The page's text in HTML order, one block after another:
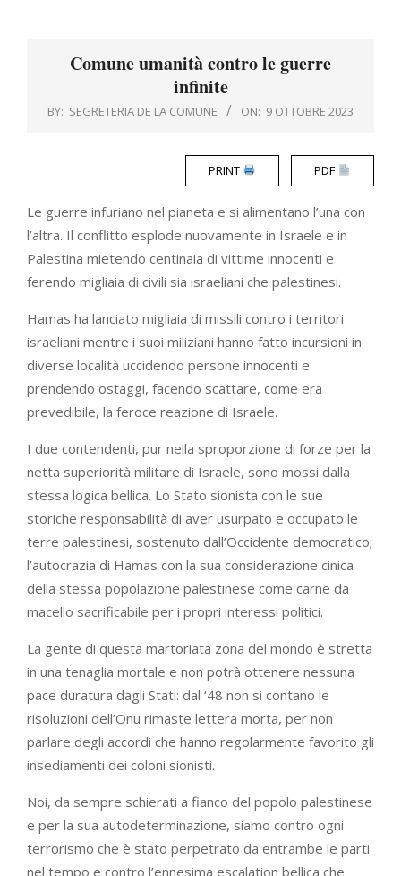
Comune umanità contro le guerre
infinite
BY: SEGRETERIA DE LA COMUNE ON: 9 OTTOBRE 2023
PRINT PDF
Le guerre infuriano nel pianeta e si alimentano l’una con
l’altra. Il conflitto esplode nuovamente in Israele e in
Palestina mietendo centinaia di vittime innocenti e
ferendo migliaia di civili sia israeliani che palestinesi.
Hamas ha lanciato migliaia di missili contro i territori
israeliani mentre i suoi miliziani hanno fatto incursioni in
diverse località uccidendo persone innocenti e
prendendo ostaggi, facendo scattare, come era
prevedibile, la feroce reazione di Israele.
I due contendenti, pur nella sproporzione di forze per la
netta superiorità militare di Israele, sono mossi dalla
stessa logica bellica. Lo Stato sionista con le sue
storiche responsabilità di aver usurpato e occupato le
terre palestinesi, sostenuto dall’Occidente democratico;
l’autocrazia di Hamas con la sua considerazione cinica
della stessa popolazione palestinese come carne da
macello sacrificabile per i propri interessi politici.
La gente di questa martoriata zona del mondo è stretta
in una tenaglia mortale e non potrà ottenere nessuna
pace duratura dagli Stati: dal ‘48 non si contano le
risoluzioni dell’Onu rimaste lettera morta, per non
parlare degli accordi che hanno regolarmente favorito gli
insediamenti dei coloni sionisti.
Noi, da sempre schierati a fianco del popolo palestinese
e per la sua autodeterminazione, siamo contro ogni
terrorismo che è stato perpetrato da entrambe le parti
nel tempo e contro l’ennesima escalation bellica che